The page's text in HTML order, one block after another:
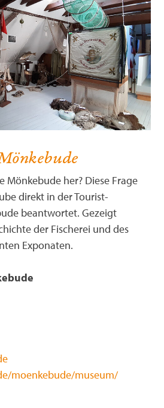
Mönkebude her? Diese Frage
direkt in der Tourist-
beantwortet. Gezeigt
der Fischerei und des
Exponaten.
moenkebude/museum/